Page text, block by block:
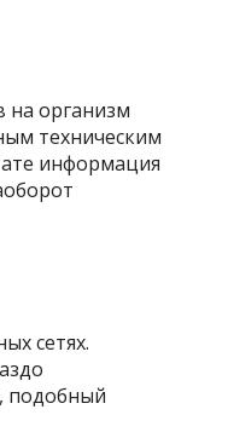
на организм
техническим
информация
сетях.
подобный